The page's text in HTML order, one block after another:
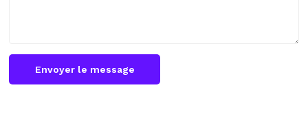
Envoyer le message